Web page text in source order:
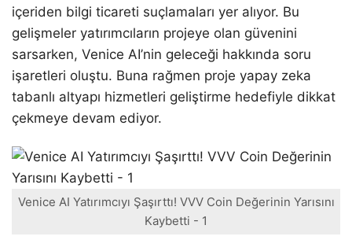
içeriden bilgi ticareti suçlamaları yer alıyor. Bu
gelişmeler yatırımcıların projeye olan güvenini
sarsarken, Venice AI’nin geleceği hakkında soru
işaretleri oluştu. Buna rağmen proje yapay zeka
tabanlı altyapı hizmetleri geliştirme hedefiyle dikkat
çekmeye devam ediyor.
Venice AI Yatırımcıyı Şaşırttı! VVV Coin Değerinin Yarısını
Kaybetti - 1